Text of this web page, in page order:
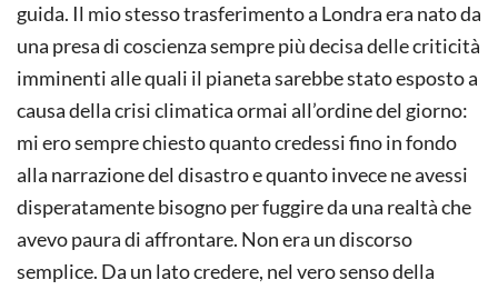
guida. Il mio stesso trasferimento a Londra era nato da
una presa di coscienza sempre più decisa delle criticità
imminenti alle quali il pianeta sarebbe stato esposto a
causa della crisi climatica ormai all’ordine del giorno:
mi ero sempre chiesto quanto credessi fino in fondo
alla narrazione del disastro e quanto invece ne avessi
disperatamente bisogno per fuggire da una realtà che
avevo paura di affrontare. Non era un discorso
semplice. Da un lato credere, nel vero senso della